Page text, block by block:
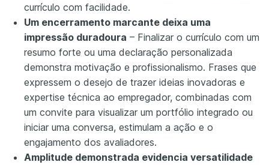
currículo com facilidade.
Um encerramento marcante deixa uma
impressão duradoura – Finalizar o currículo com um
resumo forte ou uma declaração personalizada
demonstra motivação e profissionalismo. Frases que
expressem o desejo de trazer ideias inovadoras e
expertise técnica ao empregador, combinadas com
um convite para visualizar um portfólio integrado ou
iniciar uma conversa, estimulam a ação e o
engajamento dos avaliadores.
Amplitude demonstrada evidencia versatilidade